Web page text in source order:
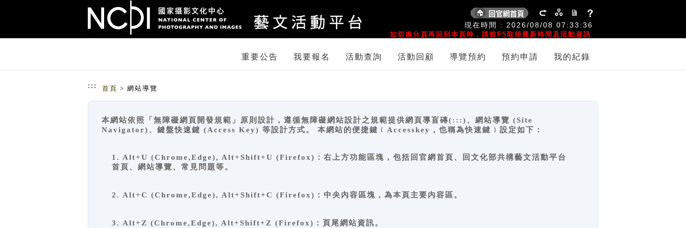
現在時間 : 2026/08/08 07:33:37
如切換分頁再回到本頁時，請按F5取得最新時間及活動資訊
重要公告 我要報名 活動查詢 活動回顧 導覽預約 預約申請 我的紀錄
::: 首頁 > 網站導覽
本網站依照「無障礙網頁開發規範」原則設計，遵循無障礙網站設計之規範提供網頁導盲磚(:::)、網站導覽 (Site
Navigator)、鍵盤快速鍵 (Access Key) 等設計方式。 本網站的便捷鍵﹝Accesskey，也稱為快速鍵﹞設定如下：
1. Alt+U (Chrome,Edge), Alt+Shift+U (Firefox)：右上方功能區塊，包括回官網首頁、回文化部共構藝文活動平台
首頁、網站導覽、常見問題等。
2. Alt+C (Chrome,Edge), Alt+Shift+C (Firefox)：中央內容區塊，為本頁主要內容區。
3. Alt+Z (Chrome,Edge), Alt+Shift+Z (Firefox)：頁尾網站資訊。